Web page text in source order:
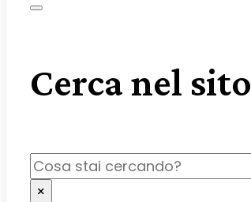
Cerca nel sito
Cerca
×